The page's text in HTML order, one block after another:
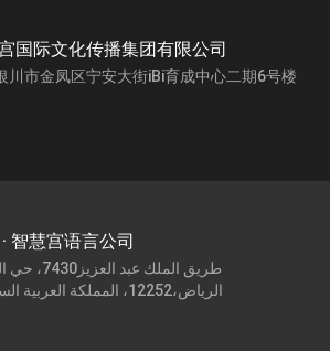
国际文化传播集团有限公司
川市金凤区宁安大街iBi育成中心二期6号楼
智慧宫语言公司
طريق الملك عبد
الرياض،12252، المملكة العربية السعودية